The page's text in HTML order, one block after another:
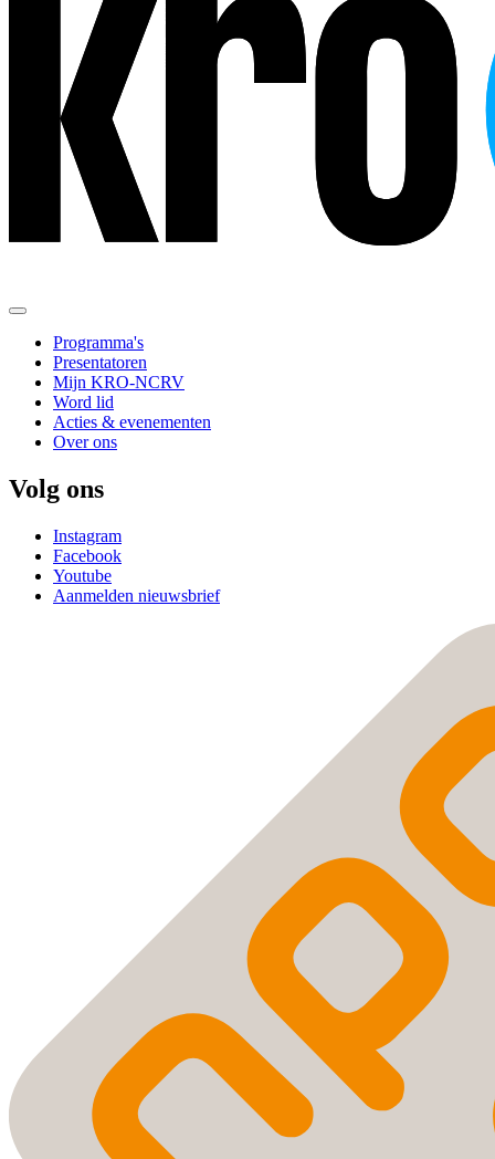
Programma's
Presentatoren
Mijn KRO-NCRV
Word lid
Acties & evenementen
Over ons
Volg ons
Instagram
Facebook
Youtube
Aanmelden nieuwsbrief